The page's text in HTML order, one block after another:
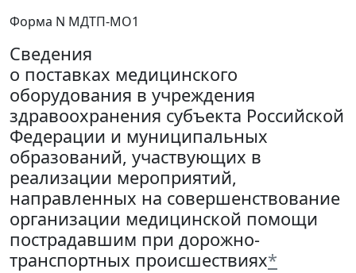
Форма N МДТП-MО1
Сведения
о поставках медицинского
оборудования в учреждения
здравоохранения субъекта Российской
Федерации и муниципальных
образований, участвующих в
реализации мероприятий,
направленных на совершенствование
организации медицинской помощи
пострадавшим при дорожно-
транспортных происшествиях*